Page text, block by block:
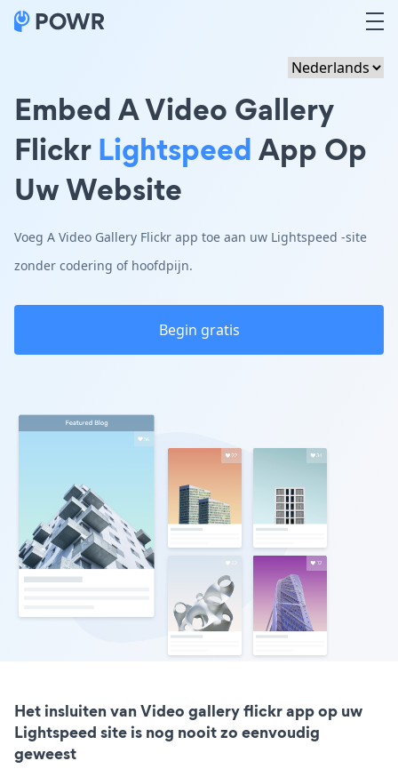
Embed A Video Gallery
FlickrLightspeedApp Op
Uw Website
Voeg A Video Gallery Flickr app toe aan uw Lightspeed -site
zonder codering of hoofdpijn.
Begin gratis
Het insluiten van Video gallery flickr app op uw
Lightspeed site is nog nooit zo eenvoudig
geweest